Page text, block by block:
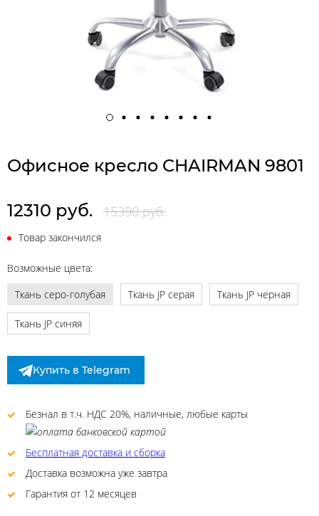
Офисное кресло CHAIRMAN 9801
12310 руб. 15390 руб.
Товар закончился
Возможные цвета:
Ткань серо-голубая
Ткань JP серая Ткань JP черная
Ткань JP синяя
Купить в Telegram
Безнал в т.ч. НДС 20%, наличные, любые карты
Бесплатная доставка и сборка
Доставка возможна уже завтра
Гарантия от 12 месяцев